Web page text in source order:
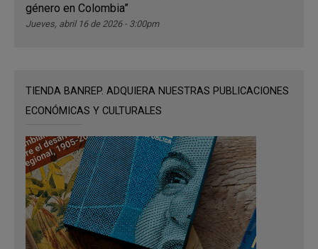
género en Colombia”
Jueves, abril 16 de 2026 - 3:00pm
TIENDA BANREP. ADQUIERA NUESTRAS PUBLICACIONES
ECONÓMICAS Y CULTURALES